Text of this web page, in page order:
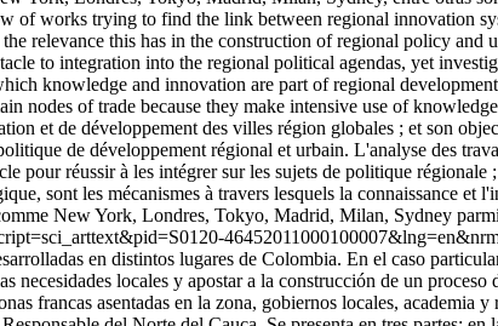
of works trying to find the link between regional innovation
relevance this has in the construction of regional policy and
to integration into the regional political agendas, yet
knowledge and innovation are part of regional
of trade because they make intensive use of
et de développement des villes région globales ; et son
de développement régional et urbain. L'analyse des
réussir à les intégrer sur les sujets de politique régionale
sont les mécanismes à travers lesquels la connaissance et
New York, Londres, Tokyo, Madrid, Milan, Sydney
en distintos lugares de Colombia. En el caso
locales y apostar a la construcción de un
francas asentadas en la zona, gobiernos locales, academia y